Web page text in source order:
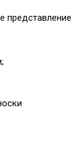
представление